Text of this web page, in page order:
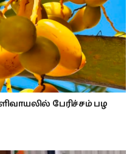
பேரிச்சம் பழ